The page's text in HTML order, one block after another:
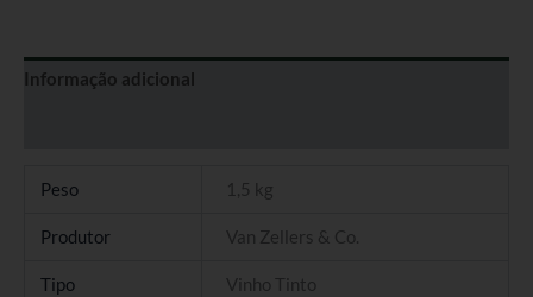
Informação adicional
Peso 1,5 kg
Produtor Van Zellers & Co.
Tipo Vinho Tinto